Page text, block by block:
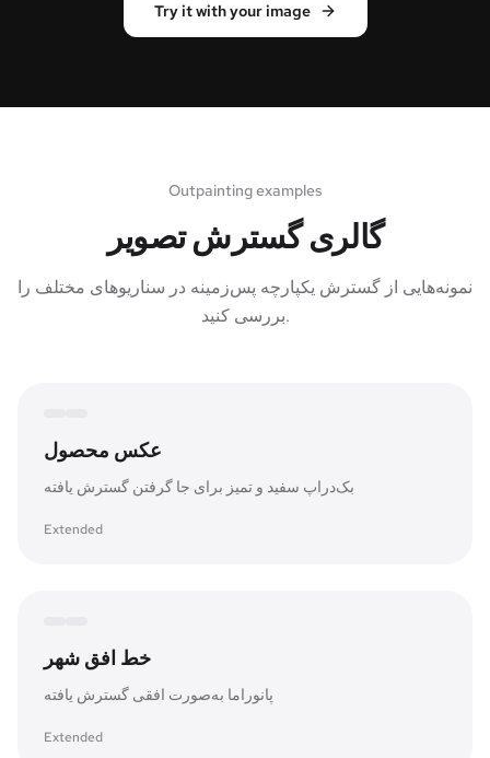
Try it with your image
Outpainting examples
گالری گسترش تصویر
نمونه‌هایی از گسترش یکپارچه پس‌زمینه در سناریوهای مختلف را
بررسی کنید.
عکس محصول
بک‌دراپ سفید و تمیز برای جا گرفتن گسترش یافته
Extended
خط افق شهر
پانوراما به‌صورت افقی گسترش یافته
Extended